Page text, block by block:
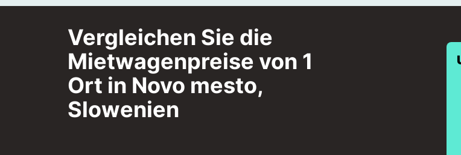
Vergleichen Sie die
Mietwagenpreise von 1
Ort in Novo mesto,
Slowenien